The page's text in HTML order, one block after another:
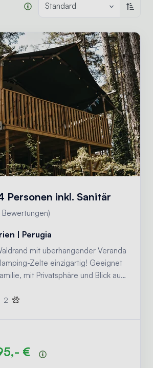
Standard
Personen inkl. Sanitär
Bewertungen)
| Perugia
mit überhängender Veranda
Zelte einzigartig! Geeignet
mit Privatsphäre und Blick auf
2
€